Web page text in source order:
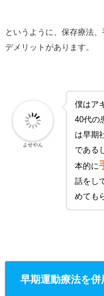
というように、保存療法
デメリットがあります。
僕はア
40代の
は早期
である
本的に
話をし
めても
よせやん
早期運動療法を